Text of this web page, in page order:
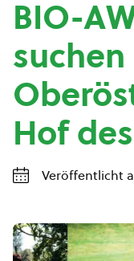
BIO-
suchen
Hof
Veröffentlicht